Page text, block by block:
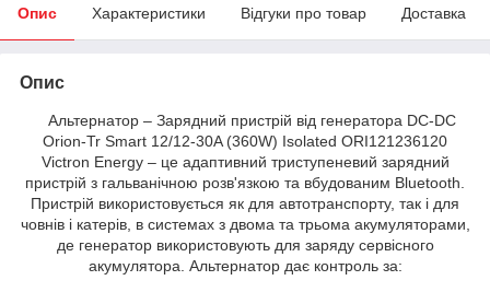
Опис Характеристики Відгуки про товар Доставка
Опис
Альтернатор – Зарядний пристрій від генератора DC-DC
Orion-Tr Smart 12/12-30A (360W) Isolated ORI121236120
Victron Energy – це адаптивний триступеневий зарядний
пристрій з гальванічною розв'язкою та вбудованим Bluetooth.
Пристрій використовується як для автотранспорту, так і для
човнів і катерів, в системах з двома та трьома акумуляторами,
де генератор використовують для заряду сервісного
акумулятора. Альтернатор дає контроль за: